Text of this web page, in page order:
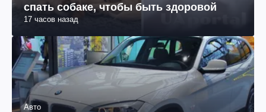
спать собаке, чтобы быть здоровой
17 часов назад
Авто